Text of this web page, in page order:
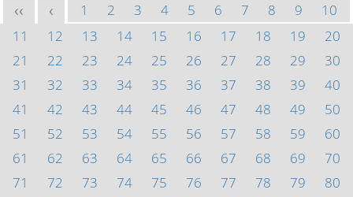
<< < 1 2 3 4 5 6 7 8 9
10
11
12 13 14 15 16 17 18 19
20
21
22 23 24 25 26 27 28 29
30
31
32 33 34 35 36 37 38 39
40
41
42 43 44 45 46 47 48 49
50
51
52 53 54 55 56 57 58 59
60
61
62 63 64 65 66 67 68 69
70
71
72 73 74 75 76 77 78 79
80